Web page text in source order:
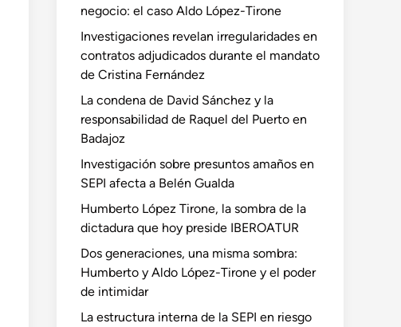
negocio: el caso Aldo López-Tirone
Investigaciones revelan irregularidades en
contratos adjudicados durante el mandato
de Cristina Fernández
La condena de David Sánchez y la
responsabilidad de Raquel del Puerto en
Badajoz
Investigación sobre presuntos amaños en
SEPI afecta a Belén Gualda
Humberto López Tirone, la sombra de la
dictadura que hoy preside IBEROATUR
Dos generaciones, una misma sombra:
Humberto y Aldo López-Tirone y el poder
de intimidar
La estructura interna de la SEPI en riesgo